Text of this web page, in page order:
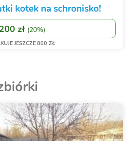
kotek na schronisko!
200 zł (20%)
JESZCZE 800 ZŁ